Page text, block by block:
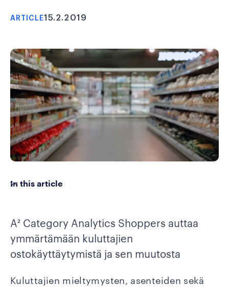
ARTICLE15.2.2019
In this article
A² Category Analytics Shoppers auttaa
ymmärtämään kuluttajien
ostokäyttäytymistä ja sen muutosta
Kuluttajien mieltymysten, asenteiden sekä